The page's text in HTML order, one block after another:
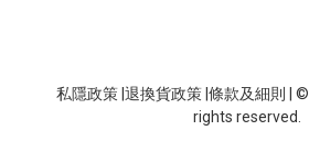
私隱政策 退換貨政策 條款及細則 | ©
rights reserved.